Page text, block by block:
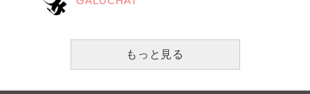
もっと見る